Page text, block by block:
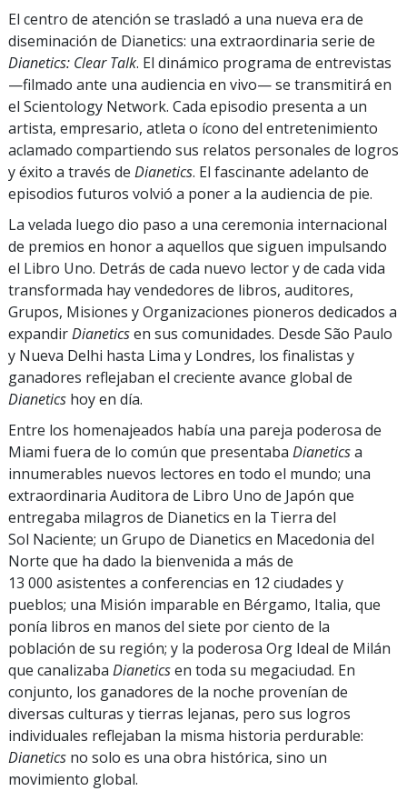
El centro de atención se trasladó a una nueva era de
diseminación de Dianetics: una extraordinaria serie de
Dianetics: Clear Talk. El dinámico programa de entrevistas
—filmado ante una audiencia en vivo— se transmitirá en
el Scientology Network. Cada episodio presenta a un
artista, empresario, atleta o ícono del entretenimiento
aclamado compartiendo sus relatos personales de logros
y éxito a través de Dianetics. El fascinante adelanto de
episodios futuros volvió a poner a la audiencia de pie.
La velada luego dio paso a una ceremonia internacional
de premios en honor a aquellos que siguen impulsando
el Libro Uno. Detrás de cada nuevo lector y de cada vida
transformada hay vendedores de libros, auditores,
Grupos, Misiones y Organizaciones pioneros dedicados a
expandirDianeticsen sus comunidades. Desde São Paulo
y Nueva Delhi hasta Lima y Londres, los finalistas y
ganadores reflejaban el creciente avance global de
Dianetics hoy en día.
Entre los homenajeados había una pareja poderosa de
Miami fuera de lo común que presentaba Dianeticsa
innumerables nuevos lectores en todo el mundo; una
extraordinaria Auditora de Libro Uno de Japón que
entregaba milagros de Dianetics en la Tierra del
Sol Naciente; un Grupo de Dianetics en Macedonia del
Norte que ha dado la bienvenida a más de
13 000 asistentes a conferencias en 12 ciudades y
pueblos; una Misión imparable en Bérgamo, Italia, que
ponía libros en manos del siete por ciento de la
población de su región; y la poderosa Org Ideal de Milán
que canalizaba Dianeticsen toda su megaciudad. En
conjunto, los ganadores de la noche provenían de
diversas culturas y tierras lejanas, pero sus logros
individuales reflejaban la misma historia perdurable:
Dianetics no solo es una obra histórica, sino un
movimiento global.